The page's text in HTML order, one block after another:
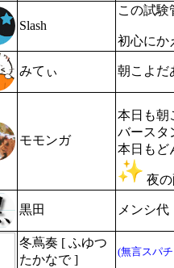
Slash
この試験
初心にか
みてぃ 朝こよだ
モモンガ
本日も朝
バースタ
本日もど
夜
黒田 メンシ代
冬蔦奏 [ ふゆつ
たかなで ]
(無言スパ